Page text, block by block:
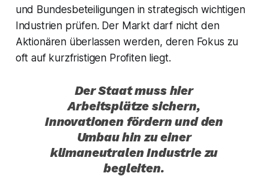
und Bundesbeteiligungen in strategisch wichtigen
Industrien prüfen. Der Markt darf nicht den
Aktionären überlassen werden, deren Fokus zu
oft auf kurzfristigen Profiten liegt.
Der Staat muss hier
Arbeitsplätze sichern,
Innovationen fördern und den
Umbau hin zu einer
klimaneutralen Industrie zu
begleiten.